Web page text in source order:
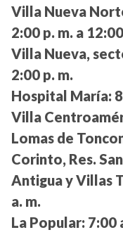
Villa Nueva
2:00 p. m. a
Villa Nueva,
2:00 p. m.
Hospital María:
Villa
Lomas de
Corinto, Res.
Antigua y Villas
a. m.
La Popular: 7:00